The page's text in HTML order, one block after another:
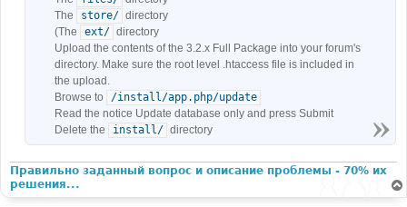
The
store/ directory
(The
ext/ directory
Upload the contents of the 3.2.x Full Package into your forum's
directory. Make sure the root level .htaccess file is included in
the upload.
Browse to
/install/app.php/update
Read the notice Update database only and press Submit
Delete the
install/ directory
Правильно заданный вопрос и описание проблемы - 70% их
решения...